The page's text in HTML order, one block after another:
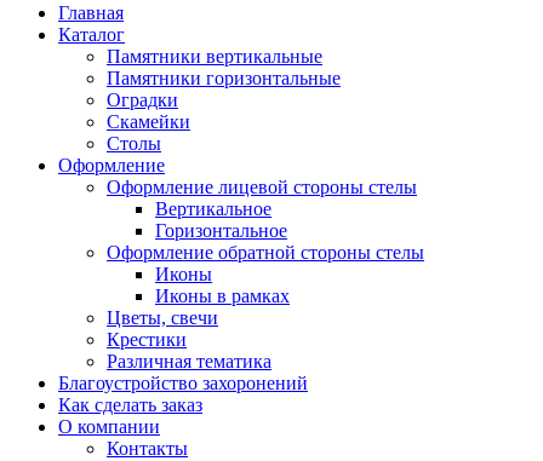
Главная
Каталог
Памятники вертикальные
Памятники горизонтальные
Оградки
Скамейки
Столы
Оформление
Оформление лицевой стороны стелы
Вертикальное
Горизонтальное
Оформление обратной стороны стелы
Иконы
Иконы в рамках
Цветы, свечи
Крестики
Различная тематика
Благоустройство захоронений
Как сделать заказ
О компании
Контакты